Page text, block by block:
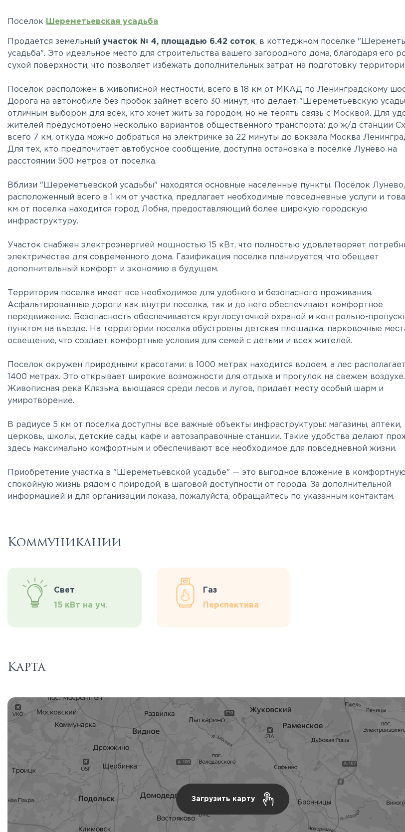
Поселок Шереметьевская усадьба
Продается земельный участок № 4, площадью 6.42 соток, в коттеджном поселке
усадьба". Это идеальное место для строительства вашего загородного дома, благодаря его
сухой поверхности, что позволяет избежать дополнительных затрат на подготовку
Поселок расположен в живописной местности, всего в 18 км от МКАД по Ленинградскому
Дорога на автомобиле без пробок займет всего 30 минут, что делает "Шереметьевскую
отличным выбором для всех, кто хочет жить за городом, но не терять связь с Москвой. Для
жителей предусмотрено несколько вариантов общественного транспорта: до ж/д станции
всего 7 км, откуда можно добраться на электричке за 22 минуты до вокзала Москва
Для тех, кто предпочитает автобусное сообщение, доступна остановка в посёлке Лунево на
расстоянии 500 метров от поселка.
Вблизи "Шереметьевской усадьбы" находятся основные населенные пункты. Посёлок Лунево,
расположенный всего в 1 км от участка, предлагает необходимые повседневные услуги и
км от поселка находится город Лобня, предоставляющий более широкую городскую
инфраструктуру.
Участок снабжен электроэнергией мощностью 15 кВт, что полностью удовлетворяет
электричестве для современного дома. Газификация поселка планируется, что обещает
дополнительный комфорт и экономию в будущем.
Территория поселка имеет все необходимое для удобного и безопасного проживания.
Асфальтированные дороги как внутри поселка, так и до него обеспечивают комфортное
передвижение. Безопасность обеспечивается круглосуточной охраной и контрольно-
пунктом на въезде. На территории поселка обустроены детская площадка, парковочные
освещение, что создает комфортные условия для семей с детьми и всех жителей.
Поселок окружен природными красотами: в 1000 метрах находится водоем, а лес
1400 метрах. Это открывает широкие возможности для отдыха и прогулок на свежем воздухе.
Живописная река Клязьма, вьющаяся среди лесов и лугов, придает месту особый шарм и
умиротворение.
В радиусе 5 км от поселка доступны все важные объекты инфраструктуры: магазины, аптеки,
церковь, школы, детские сады, кафе и автозаправочные станции. Такие удобства делают
здесь максимально комфортным и обеспечивают все необходимое для повседневной жизни.
Приобретение участка в "Шереметьевской усадьбе" — это выгодное вложение в
спокойную жизнь рядом с природой, в шаговой доступности от города. За дополнительной
информацией и для организации показа, пожалуйста, обращайтесь по указанным контактам.
Коммуникации
Свет
15 кВт на уч.
Газ
Перспектива
Карта
Загрузить карту